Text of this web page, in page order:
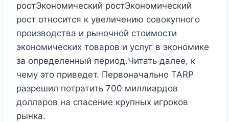
ростЭкономический ростЭкономический
рост относится к увеличению совокупного
производства и рыночной стоимости
экономических товаров и услуг в экономике
за определенный период.Читать далее, к
чему это приведет. Первоначально TARP
разрешил потратить 700 миллиардов
долларов на спасение крупных игроков
рынка.